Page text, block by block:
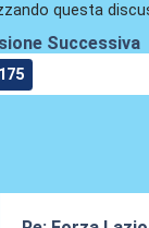
questa
Successiva
175